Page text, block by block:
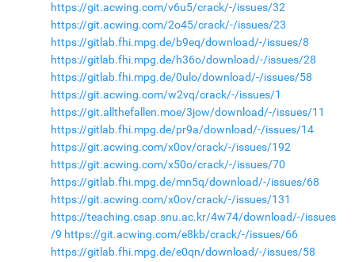
https://git.acwing.com/v6u5/crack/-/issues/32
https://git.acwing.com/2o45/crack/-/issues/23
https://gitlab.fhi.mpg.de/b9eq/download/-/issues/8
https://gitlab.fhi.mpg.de/h36o/download/-/issues/28
https://gitlab.fhi.mpg.de/0ulo/download/-/issues/58
https://git.acwing.com/w2vq/crack/-/issues/1
https://git.allthefallen.moe/3jow/download/-/issues/11
https://gitlab.fhi.mpg.de/pr9a/download/-/issues/14
https://git.acwing.com/x0ov/crack/-/issues/192
https://git.acwing.com/x50o/crack/-/issues/70
https://gitlab.fhi.mpg.de/mn5q/download/-/issues/68
https://git.acwing.com/x0ov/crack/-/issues/131
https://teaching.csap.snu.ac.kr/4w74/download/-/issues
/9 https://git.acwing.com/e8kb/crack/-/issues/66
https://gitlab.fhi.mpg.de/e0qn/download/-/issues/58